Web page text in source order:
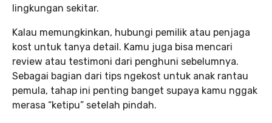
lingkungan sekitar.
Kalau memungkinkan, hubungi pemilik atau penjaga
kost untuk tanya detail. Kamu juga bisa mencari
review atau testimoni dari penghuni sebelumnya.
Sebagai bagian dari tips ngekost untuk anak rantau
pemula, tahap ini penting banget supaya kamu nggak
merasa “ketipu” setelah pindah.